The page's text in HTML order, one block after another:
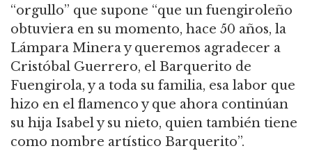
“orgullo” que supone “que un fuengiroleño
obtuviera en su momento, hace 50 años, la
Lámpara Minera y queremos agradecer a
Cristóbal Guerrero, el Barquerito de
Fuengirola, y a toda su familia, esa labor que
hizo en el flamenco y que ahora continúan
su hija Isabel y su nieto, quien también tiene
como nombre artístico Barquerito”.